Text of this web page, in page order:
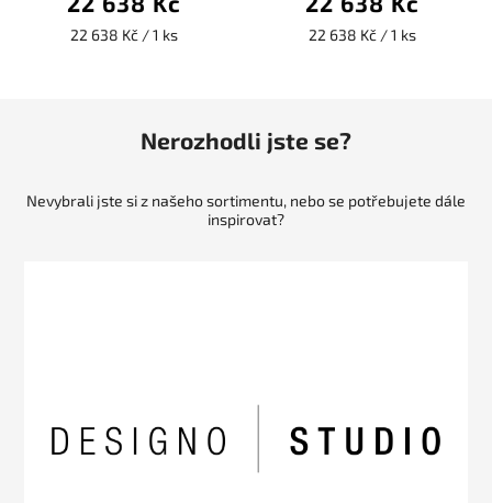
22 638 Kč / 1 ks 22 638 Kč / 1 ks
Nerozhodli jste se?
Nevybrali jste si z našeho sortimentu, nebo se potřebujete dále
inspirovat?